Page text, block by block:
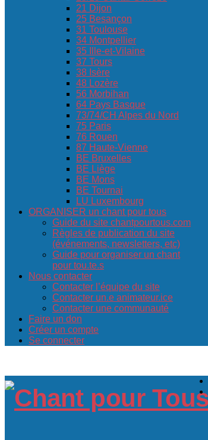
21 Dijon
25 Besançon
31 Toulouse
34 Montpellier
35 Ille-et-Vilaine
37 Tours
38 Isère
48 Lozère
56 Morbihan
64 Pays Basque
73/74/CH Alpes du Nord
75 Paris
76 Rouen
87 Haute-Vienne
BE Bruxelles
BE Liège
BE Mons
BE Tournai
LU Luxembourg
ORGANISER un chant pour tous
Guide du site chantpourtous.com
Règles de publication du site
(événements, newsletters, etc)
Guide pour organiser un chant
pour tou.te.s
Nous contacter
Contacter l’équipe du site
Contacter un.e animateur.ice
Contacter une communauté
Faire un don
Créer un compte
Se connecter